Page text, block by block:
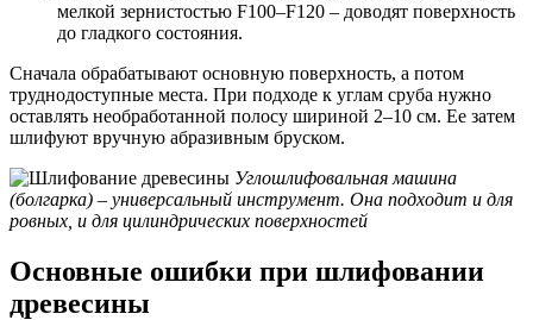
мелкой зернистостью F100–F120 – доводят поверхность
до гладкого состояния.
Сначала обрабатывают основную поверхность, а потом
труднодоступные места. При подходе к углам сруба нужно
оставлять необработанной полосу шириной 2–10 см. Ее затем
шлифуют вручную абразивным бруском.
Углошлифовальная машина
(болгарка) – универсальный инструмент. Она подходит и для
ровных, и для цилиндрических поверхностей
Основные ошибки при шлифовании
древесины